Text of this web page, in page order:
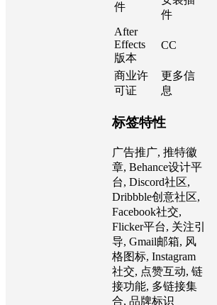
支持软
After
Effects
所需插
件
不需要
件
After
Effects
版本
CC
商业许
可证
更多信
息
标签特性
广告推广, 推特徽
章, Behance设计平
台, Discord社区,
Dribbble创意社区,
Facebook社交,
Flicker平台, 关注引
导, Gmail邮箱, 风